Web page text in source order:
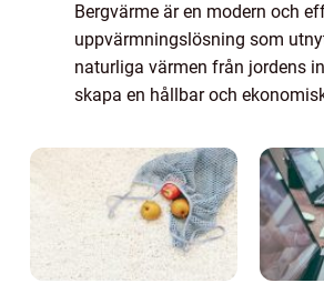
Bergvärme är en modern och
uppvärmningslösning som
naturliga värmen från jordens
skapa en hållbar och
bergvärme kan ...